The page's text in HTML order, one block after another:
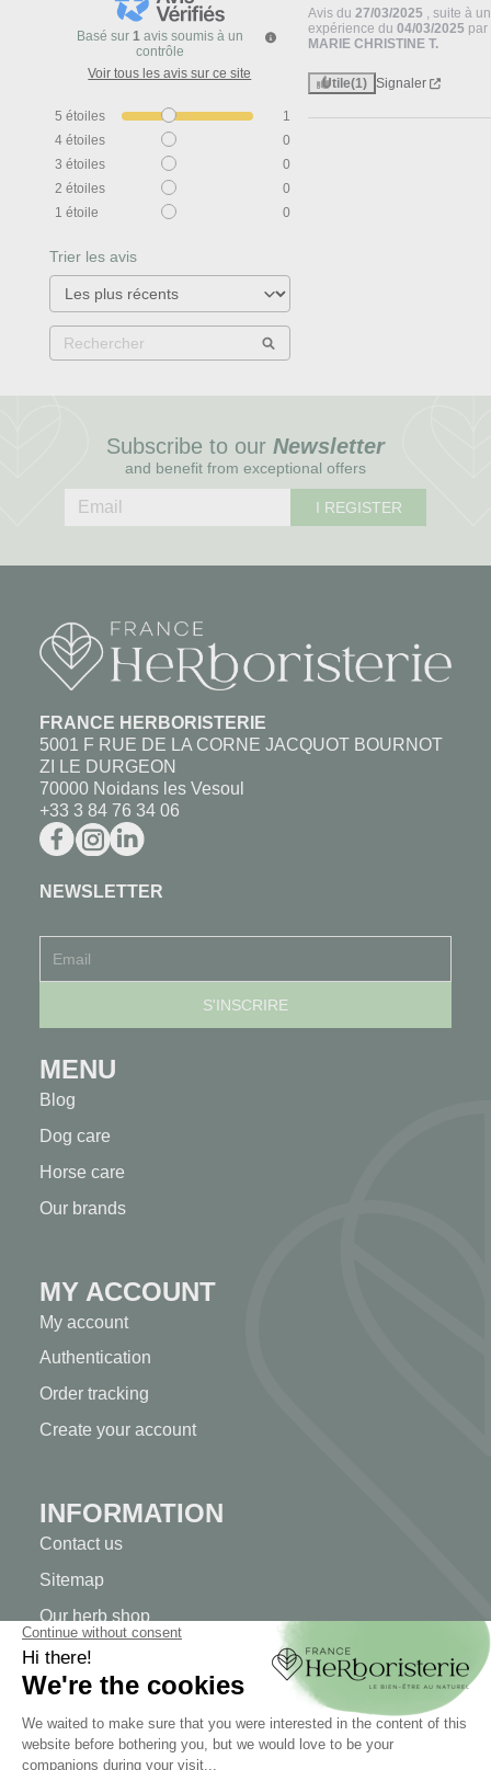
Basé sur 1 avis soumis à un
contrôle
Voir tous les avis sur ce site
5 étoiles
1
4 étoiles
0
3 étoiles
0
2 étoiles
0
1 étoile 0
Trier les avis
Avis du27/03/2025 , suite à
expérience du04/03/2025 par
MARIE CHRISTINE T.
Utile(1) Signaler
Subscribe to our Newsletter
and benefit from exceptional offers
I REGISTER
FRANCE HERBORISTERIE
5001 F RUE DE LA CORNE JACQUOT BOURNOT
ZI LE DURGEON
70000 Noidans les Vesoul
+33 3 84 76 34 06
NEWSLETTER
MENU
Blog
Dog care
Horse care
Our brands
MY ACCOUNT
My account
Authentication
Order tracking
Create your account
INFORMATION
Contact us
Sitemap
Our herb shop
Delivery
Secure payment